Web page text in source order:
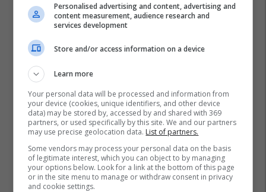
Personalised advertising and content, advertising and
content measurement, audience research and
services development
Store and/or access information on a device
Learn more
Your personal data will be processed and information from
your device (cookies, unique identifiers, and other device
data) may be stored by, accessed by and shared with 369
partners, or used specifically by this site. We and our partners
may use precise geolocation data. List of partners.
Some vendors may process your personal data on the basis
of legitimate interest, which you can object to by managing
your options below. Look for a link at the bottom of this page
or in the site menu to manage or withdraw consent in privacy
and cookie settings.